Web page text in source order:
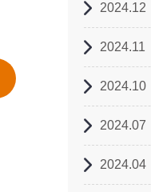
2024.12
2024.11
2024.10
2024.07
2024.04